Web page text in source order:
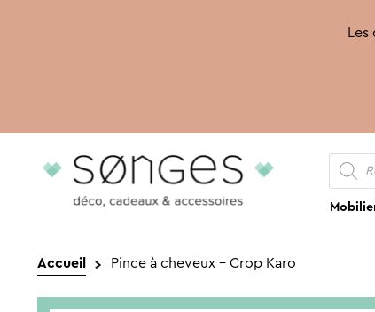
Aller
Aller
contenu
de
produits
Accueil Pince à cheveux – Crop Karo